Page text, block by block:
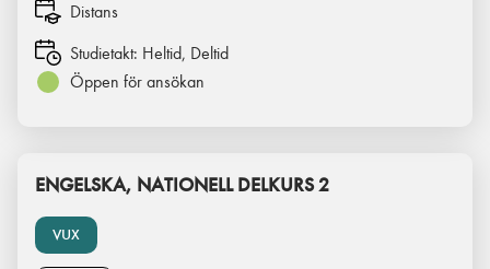
Distans
Studietakt: Heltid, Deltid
Öppen för ansökan
VUX
ENGELSKA, NATIONELL DELKURS 2